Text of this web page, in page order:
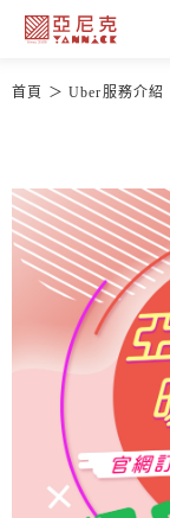
首頁 Uber服務介紹